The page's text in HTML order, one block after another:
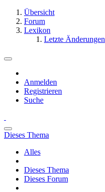
Übersicht
Forum
Lexikon
Letzte Änderungen
Anmelden
Registrieren
Suche
Dieses Thema
Alles
Dieses Thema
Dieses Forum